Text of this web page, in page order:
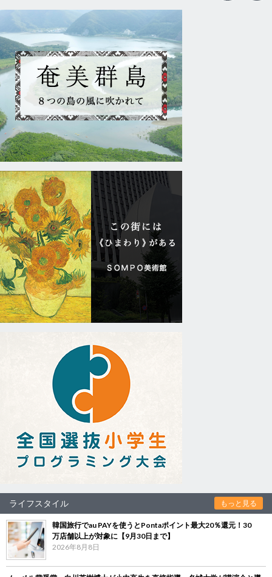
ライフスタイル もっと見る
韓国旅行でau PAYを使うとPontaポイント最大20％還元！30
万店舗以上が対象に【9月30日まで】
2026年8月8日